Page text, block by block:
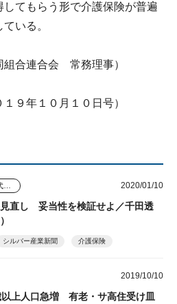
てもらう形で介護保険が普遍
いる。
合連合会 常務理事）
９年１０月１０日号）
2020/01/10
直し 妥当性を検証せよ／千田透
シルバー産業新聞 介護保険
2019/10/10
以上人口急増 有老・サ高住受け皿